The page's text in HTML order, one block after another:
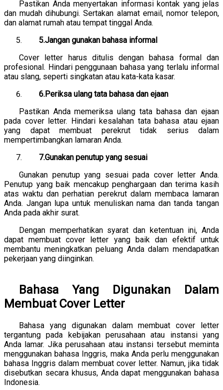
Pastikan Anda menyertakan informasi kontak yang jelas
dan mudah dihubungi. Sertakan alamat email, nomor telepon,
dan alamat rumah atau tempat tinggal Anda.
5.Jangan gunakan bahasa informal
Cover letter harus ditulis dengan bahasa formal dan
profesional. Hindari penggunaan bahasa yang terlalu informal
atau slang, seperti singkatan atau kata-kata kasar.
6.Periksa ulang tata bahasa dan ejaan
Pastikan Anda memeriksa ulang tata bahasa dan ejaan
pada cover letter. Hindari kesalahan tata bahasa atau ejaan
yang dapat membuat perekrut tidak serius dalam
mempertimbangkan lamaran Anda.
7.Gunakan penutup yang sesuai
Gunakan penutup yang sesuai pada cover letter Anda.
Penutup yang baik mencakup penghargaan dan terima kasih
atas waktu dan perhatian perekrut dalam membaca lamaran
Anda. Jangan lupa untuk menuliskan nama dan tanda tangan
Anda pada akhir surat.
Dengan memperhatikan syarat dan ketentuan ini, Anda
dapat membuat cover letter yang baik dan efektif untuk
membantu meningkatkan peluang Anda dalam mendapatkan
pekerjaan yang diinginkan.
Bahasa Yang Digunakan Dalam
Membuat Cover Letter
Bahasa yang digunakan dalam membuat cover letter
tergantung pada kebijakan perusahaan atau instansi yang
Anda lamar. Jika perusahaan atau instansi tersebut meminta
menggunakan bahasa Inggris, maka Anda perlu menggunakan
bahasa Inggris dalam membuat cover letter. Namun, jika tidak
disebutkan secara khusus, Anda dapat menggunakan bahasa
Indonesia.